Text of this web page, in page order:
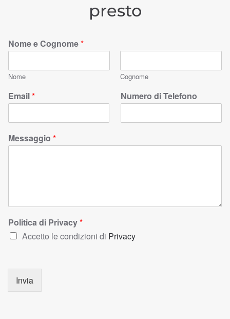
presto
Nome e Cognome*
Nome Cognome
Email* Numero di Telefono
Messaggio *
Politica di Privacy*
Accetto le condizioni di Privacy
Invia